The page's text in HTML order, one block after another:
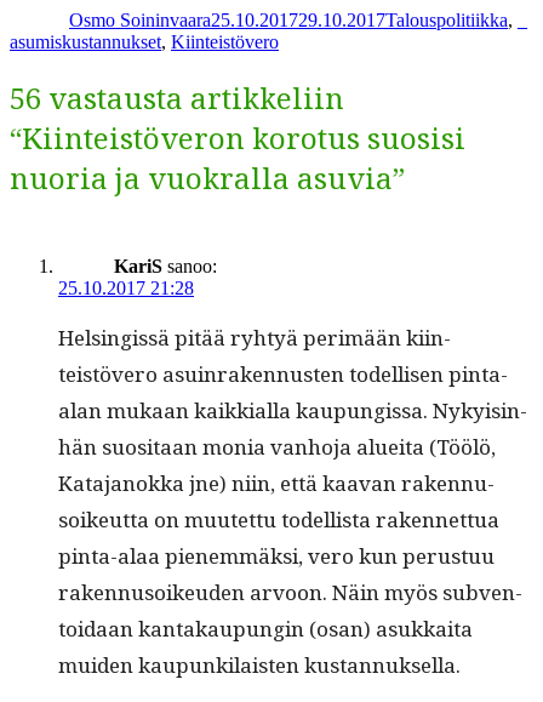
Osmo Soininvaara25.10.201729.10.2017Talouspolitiikka,
asumiskustannukset, Kiinteistövero
56 vastausta artikkeliin
“Kiinteistöveron korotus suosisi
nuoria ja vuokralla asuvia”
KariS sanoo:
25.10.2017 21:28
Helsingis­sä pitää ryhtyä per­imään kiin­
teistövero asuin­raken­nusten todel­lisen pin­ta-
alan mukaan kaikkial­la kaupungis­sa. Nyky­is­in­
hän suosi­taan monia van­ho­ja aluei­ta (Töölö,
Kata­janok­ka jne) niin, että kaa­van raken­nu­
soikeut­ta on muutet­tu todel­lista raken­net­tua
pin­ta-alaa pienem­mäk­si, vero kun perus­tuu
raken­nu­soikeu­den arvoon. Näin myös sub­ven­
toidaan kan­takaupun­gin (osan) asukkai­ta
muiden kaupunki­lais­ten kustannuksella.